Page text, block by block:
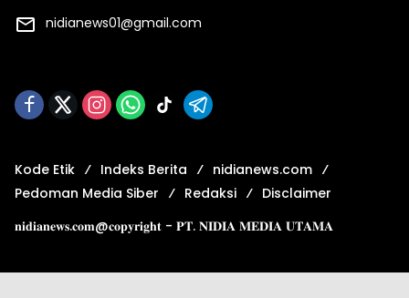
nidianews01@gmail.com
Kode Etik Indeks Berita
nidianews.com
Pedoman Media Siber
Redaksi
Disclaimer
𝐧𝐢𝐝𝐢𝐚𝐧𝐞𝐰𝐬.𝐜𝐨𝐦@𝐜𝐨𝐩𝐲𝐫𝐢𝐠𝐡𝐭 - 𝐏𝐓. 𝐍𝐈𝐃𝐈𝐀 𝐌𝐄𝐃𝐈𝐀 𝐔𝐓𝐀𝐌𝐀